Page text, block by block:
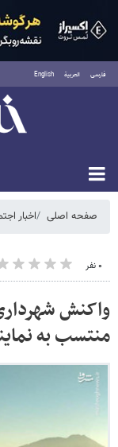
فارسی العربية English
صفحه اصلی اخبار
۰ نفر
واکنش
منتسب به